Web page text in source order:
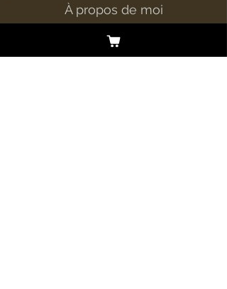
À propos de moi
Jaret Reddick est l'auteur-compositeur-
interprète du légendaire groupe pop